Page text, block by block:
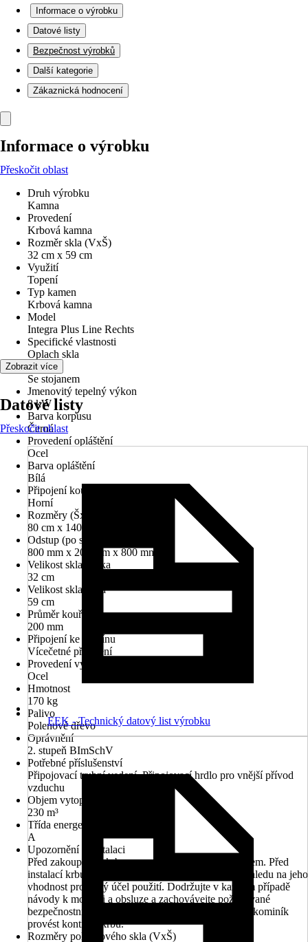
Informace o výrobku
Datové listy
Bezpečnost výrobků
Další kategorie
Zákaznická hodnocení
Informace o výrobku
Přeskočit oblast
Druh výrobku
Kamna
Provedení
Krbová kamna
Rozměr skla (VxŠ)
32 cm x 59 cm
Využití
Topení
Typ kamen
Krbová kamna
Model
Integra Plus Line Rechts
Specifické vlastnosti
Oplach skla
Varianta
Se stojanem
Jmenovitý tepelný výkon
8 kW
Barva korpusu
Černá
Provedení opláštění
Ocel
Barva opláštění
Bílá
Připojení kouřovodu
Horní
Rozměry (ŠxVxH)
80 cm x 140.8 cm x 54.9 cm
Odstup (po straně/vzadu/vpředu)
800 mm x 200 mm x 800 mm
Velikost skla výška
32 cm
Velikost skla šířka
59 cm
Průměr kouřovodu
200 mm
Připojení ke komínu
Vícečetné připojení
Provedení vyzdívky
Ocel
Hmotnost
170 kg
Palivo
Polenové dřevo
Oprávnění
2. stupeň BImSchV
Potřebné příslušenství
Připojovací trubní vedení, Připojovací hrdlo pro vnější přívod
vzduchu
Objem vytopeného prostoru
230 m³
Třída energetické náročnosti
A
Upozornění k instalaci
Před zakoupením krbu se poraďte se svým kominíkem. Před
instalací krbu nechejte provést kontrolu komínu v ohledu na jeho
vhodnost pro daný účel použití. Dodržujte v každém případě
návody k montáži a obsluze a zachovávejte požadované
bezpečnostní odstupy. Před prvním zatopením musí kominík
provést kontrolu krbu.
Rozměry pohledového skla (VxŠ)
Zobrazit více
Datové listy
Přeskočit oblast
EEK - Technický datový list výrobku